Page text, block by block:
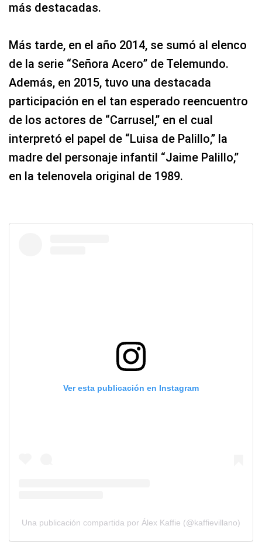
más destacadas.
Más tarde, en el año 2014, se sumó al elenco
de la serie “Señora Acero” de Telemundo.
Además, en 2015, tuvo una destacada
participación en el tan esperado reencuentro
de los actores de “Carrusel,” en el cual
interpretó el papel de “Luisa de Palillo,” la
madre del personaje infantil “Jaime Palillo,”
en la telenovela original de 1989.
Ver esta publicación en Instagram
Una publicación compartida por Álex Kaffie (@kaffievillano)